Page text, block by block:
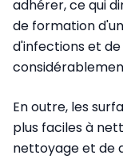
adhérer, ce qui
de formation
d'infections et
En outre, les
plus faciles à
nettoyage et de